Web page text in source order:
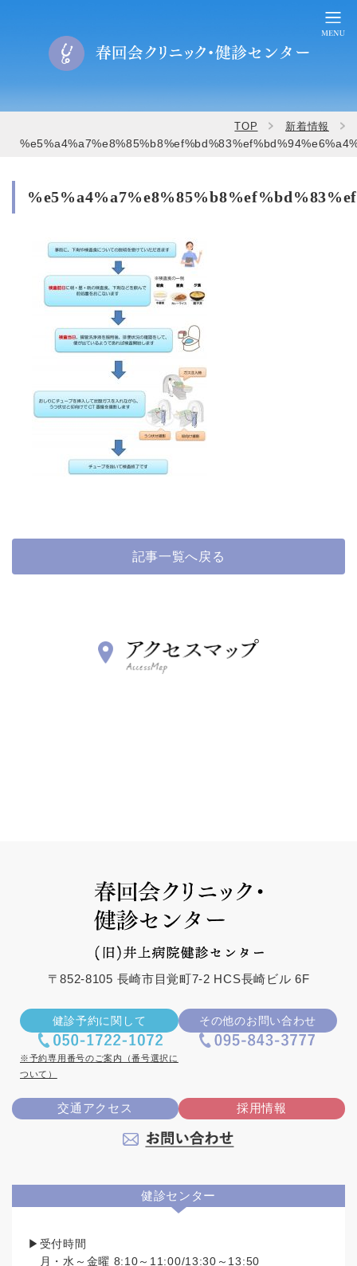
TOP 新着情報
記事一覧へ戻る
〒852-8105 長崎市目覚町7-2 HCS長崎ビル 6F
健診予約に関して
※予約専用番号のご案内（番号選択に
ついて）
その他のお問い合わせ
交通アクセス 採用情報
健診センター
▶受付時間
月・水～金曜 8:10～11:00/13:30～13:50